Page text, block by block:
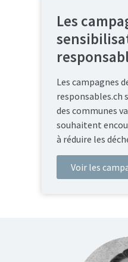
Les
Les campagnes
responsables.ch
des communes
souhaitent
à réduire les
Voir les